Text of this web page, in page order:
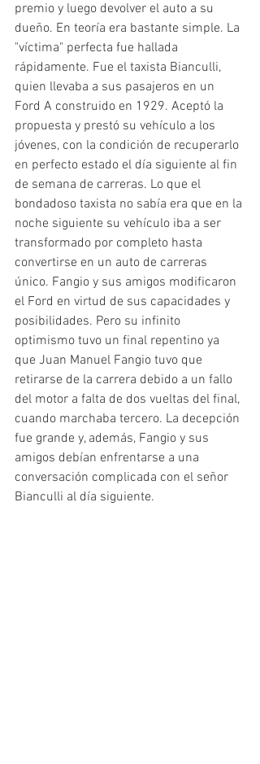
premio y luego devolver el auto a su
dueño. En teoría era bastante simple. La
"víctima" perfecta fue hallada
rápidamente. Fue el taxista Bianculli,
quien llevaba a sus pasajeros en un
Ford A construido en 1929. Aceptó la
propuesta y prestó su vehículo a los
jóvenes, con la condición de recuperarlo
en perfecto estado el día siguiente al fin
de semana de carreras. Lo que el
bondadoso taxista no sabía era que en la
noche siguiente su vehículo iba a ser
transformado por completo hasta
convertirse en un auto de carreras
único. Fangio y sus amigos modificaron
el Ford en virtud de sus capacidades y
posibilidades. Pero su infinito
optimismo tuvo un final repentino ya
que Juan Manuel Fangio tuvo que
retirarse de la carrera debido a un fallo
del motor a falta de dos vueltas del final,
cuando marchaba tercero. La decepción
fue grande y, además, Fangio y sus
amigos debían enfrentarse a una
conversación complicada con el señor
Bianculli al día siguiente.